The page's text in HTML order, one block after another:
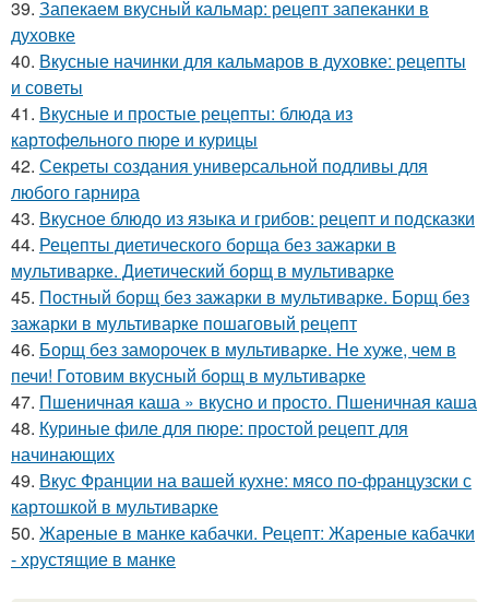
39. Запекаем вкусный кальмар: рецепт запеканки в
духовке
40. Вкусные начинки для кальмаров в духовке: рецепты
и советы
41. Вкусные и простые рецепты: блюда из
картофельного пюре и курицы
42. Секреты создания универсальной подливы для
любого гарнира
43. Вкусное блюдо из языка и грибов: рецепт и подсказки
44. Рецепты диетического борща без зажарки в
мультиварке. Диетический борщ в мультиварке
45. Постный борщ без зажарки в мультиварке. Борщ без
зажарки в мультиварке пошаговый рецепт
46. Борщ без заморочек в мультиварке. Не хуже, чем в
печи! Готовим вкусный борщ в мультиварке
47. Пшеничная каша » вкусно и просто. Пшеничная каша
48. Куриные филе для пюре: простой рецепт для
начинающих
49. Вкус Франции на вашей кухне: мясо по-французски с
картошкой в мультиварке
50. Жареные в манке кабачки. Рецепт: Жареные кабачки
- хрустящие в манке